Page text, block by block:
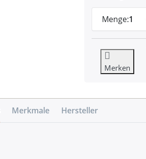
Menge:1
Merken
Merkmale Hersteller